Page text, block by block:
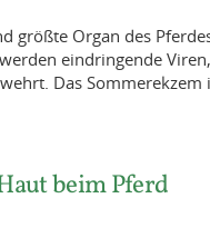
größte Organ des
eindringende
Das
beim Pferd